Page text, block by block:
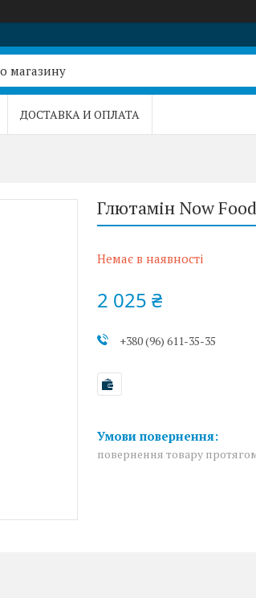
ДОСТАВКА И ОПЛАТА
Глютамін Now
Немає в наявності
2 025 ₴
+380 (96) 611-35-35
повернення товару